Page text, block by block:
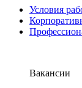
Условия
Вакансии